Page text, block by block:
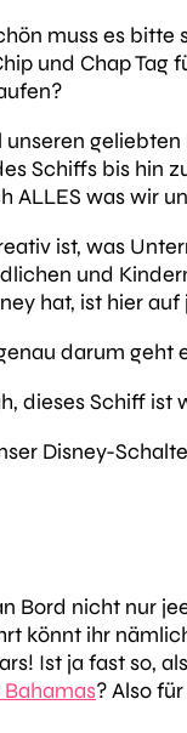
muss es bitte
und Chap Tag
unseren
Schiffs bis hin
ALLES was wir
ist, was
und
hat, ist hier
darum geht
dieses Schiff ist
Disney-
Bord nicht nur
könnt ihr
Ist ja fast so,
? Also